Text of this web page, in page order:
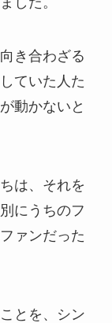
き合わざる
ていた人た
動かないと
は、それを
にうちのフ
ァンだった
とを、シン